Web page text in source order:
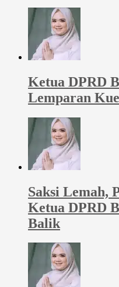
Ketua DPRD
Lemparan
Saksi Lemah,
Ketua DPRD
Balik